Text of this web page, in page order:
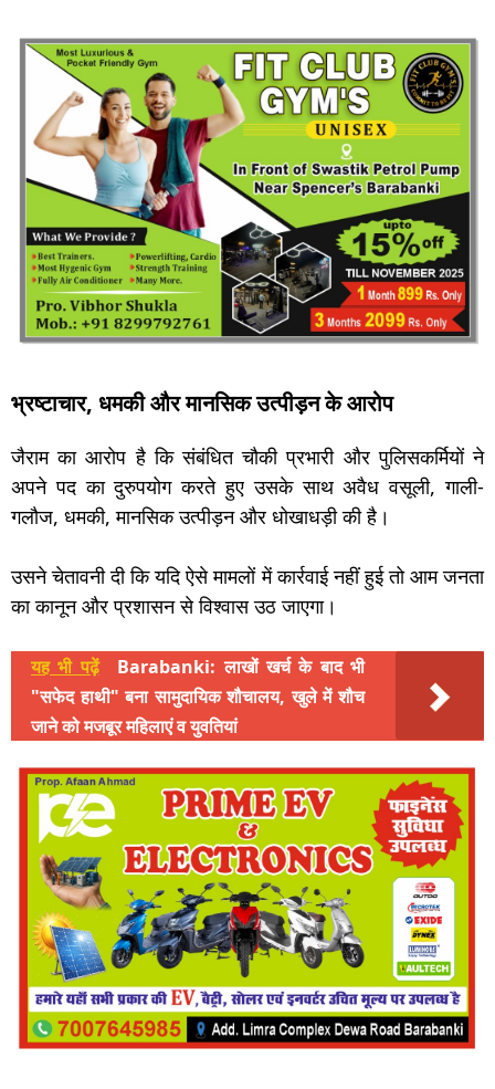
भ्रष्टाचार, धमकी और मानसिक उत्पीड़न के आरोप
जैराम का आरोप है कि संबंधित चौकी प्रभारी और पुलिसकर्मियों ने
अपने पद का दुरुपयोग करते हुए उसके साथ अवैध वसूली, गाली-
गलौज, धमकी, मानसिक उत्पीड़न और धोखाधड़ी की है।
उसने चेतावनी दी कि यदि ऐसे मामलों में कार्रवाई नहीं हुई तो आम जनता
का कानून और प्रशासन से विश्वास उठ जाएगा।
यह भी पढ़ें
Barabanki: लाखों खर्च के बाद भी
"सफेद हाथी" बना सामुदायिक शौचालय, खुले में शौच
जाने को मजबूर महिलाएं व युवतियां